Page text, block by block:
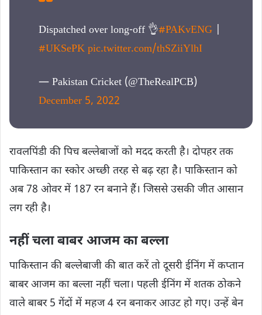
Dispatched over long-off 👌#PAKvENG
#UKSePK pic.twitter.com/thSZiiYlhI
— Pakistan Cricket (@TheRealPCB)
December 5, 2022
रावलपिंडी की पिच बल्लेबाजों को मदद करती है। दोपहर तक
पाकिस्तान का स्कोर अच्छी तरह से बढ़ रहा है। पाकिस्तान को
अब 78 ओवर में 187 रन बनाने हैं। जिससे उसकी जीत आसान
लग रही है।
नहीं चला बाबर आजम का बल्ला
पाकिस्तान की बल्लेबाजी की बात करें तो दूसरी ईनिंग में कप्तान
बाबर आजम का बल्ला नहीं चला। पहली ईनिंग में शतक ठोकने
वाले बाबर 5 गेंदों में महज 4 रन बनाकर आउट हो गए। उन्हें बेन